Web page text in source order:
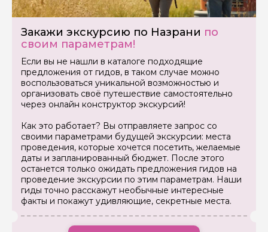
Закажи экскурсию по Назрани по
своим параметрам!
Если вы не нашли в каталоге подходящие
предложения от гидов, в таком случае можно
воспользоваться уникальной возможностью и
организовать своё путешествие самостоятельно
через онлайн конструктор экскурсий!
Как это работает? Вы отправляете запрос со
своими параметрами будущей экскурсии: места
проведения, которые хочется посетить, желаемые
даты и запланированный бюджет. После этого
останется только ожидать предложения гидов на
проведение экскурсии по этим параметрам. Наши
гиды точно расскажут необычные интересные
факты и покажут удивляющие, секретные места.